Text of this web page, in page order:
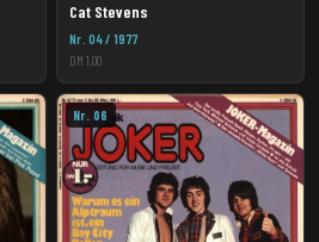
Cat Stevens
Nr. 04 / 1977
DM 1,00
Nr. 06